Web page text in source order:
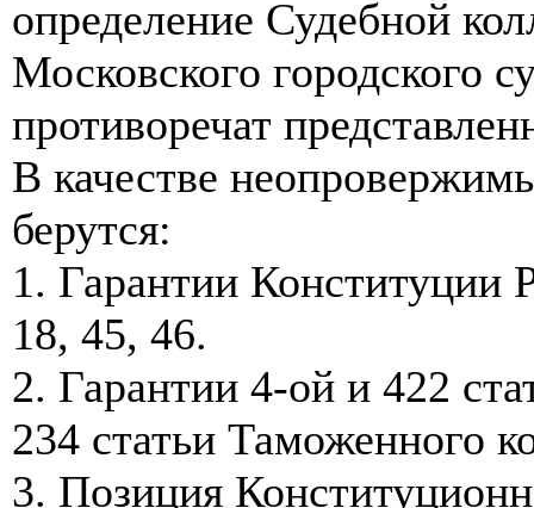
определение Судебной
Московского городского
противоречат
В качестве
берутся:
1. Гарантии Конституции
18, 45, 46.
2. Гарантии 4-ой и 422
234 статьи Таможенного
3. Позиция